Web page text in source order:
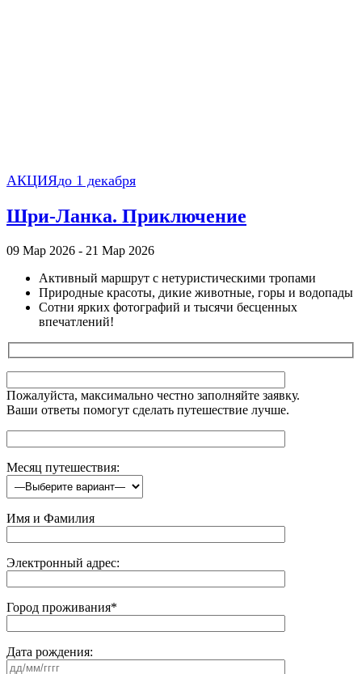
АКЦИЯдо 1 декабря
Шри-Ланка. Приключение
09 Мар 2026 - 21 Мар 2026
Активный маршрут с нетуристическими тропами
Природные красоты, дикие животные, горы и водопады
Сотни ярких фотографий и тысячи бесценных
впечатлений!
Пожалуйста, максимально честно заполняйте заявку.
Ваши ответы помогут сделать путешествие лучше.
Месяц путешествия:
Имя и Фамилия
Электронный адрес:
Город проживания*
Дата рождения: